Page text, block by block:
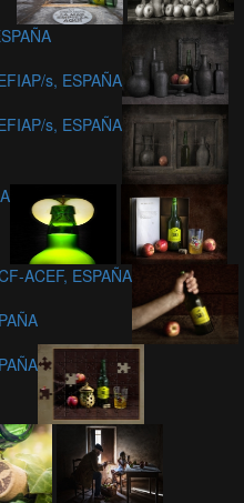
s, ESPAÑA
s, ESPAÑA
ACEF, ESPAÑA